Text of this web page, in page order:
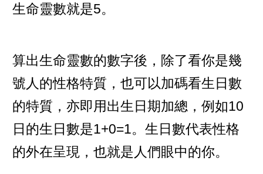
生命靈數就是5。
算出生命靈數的數字後，除了看你是幾
號人的性格特質，也可以加碼看生日數
的特質，亦即用出生日期加總，例如10
日的生日數是1+0=1。生日數代表性格
的外在呈現，也就是人們眼中的你。